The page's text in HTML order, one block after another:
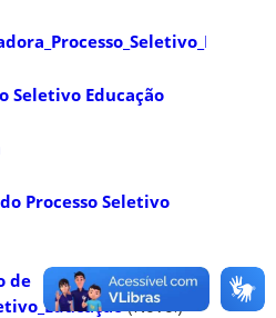
Seletivo Educação
Processo Seletivo
de
(Novo!)